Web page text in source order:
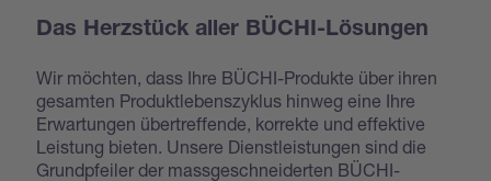
Das Herzstück aller BÜCHI-Lösungen
Wir möchten, dass Ihre BÜCHI-Produkte über ihren
gesamten Produktlebenszyklus hinweg eine Ihre
Erwartungen übertreffende, korrekte und effektive
Leistung bieten. Unsere Dienstleistungen sind die
Grundpfeiler der massgeschneiderten BÜCHI-